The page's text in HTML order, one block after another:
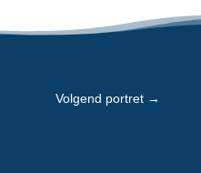
Volgend portret →